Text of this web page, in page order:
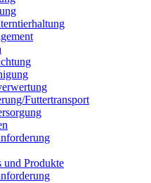
Futtertransport
und Produkte